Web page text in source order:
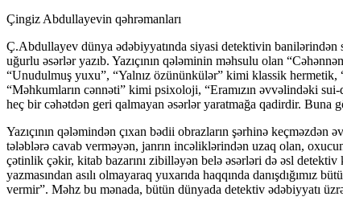
Çingiz Abdullayevin qəhrəmanları
Ç.Abdullayev dünya ədəbiyyatında siyasi detektivin banilərindən
uğurlu əsərlər yazıb. Yazıçının qələminin məhsulu olan
“Unudulmuş yuxu”, “Yalnız özününkülər” kimi klassik hermetik,
“Məhkumların cənnəti” kimi psixoloji, “Eramızın əvvəlindəki
heç bir cəhətdən geri qalmayan əsərlər yaratmağa qadirdir. Buna
Yazıçının qələmindən çıxan bədii obrazların şərhinə
tələblərə cavab verməyən, janrın incəliklərindən uzaq olan,
çətinlik çəkir, kitab bazarını zibilləyən belə əsərləri də əsl
yazmasından asılı olmayaraq yuxarıda haqqında
vermir”. Məhz bu mənada, bütün dünyada detektiv ədəbiyyatı